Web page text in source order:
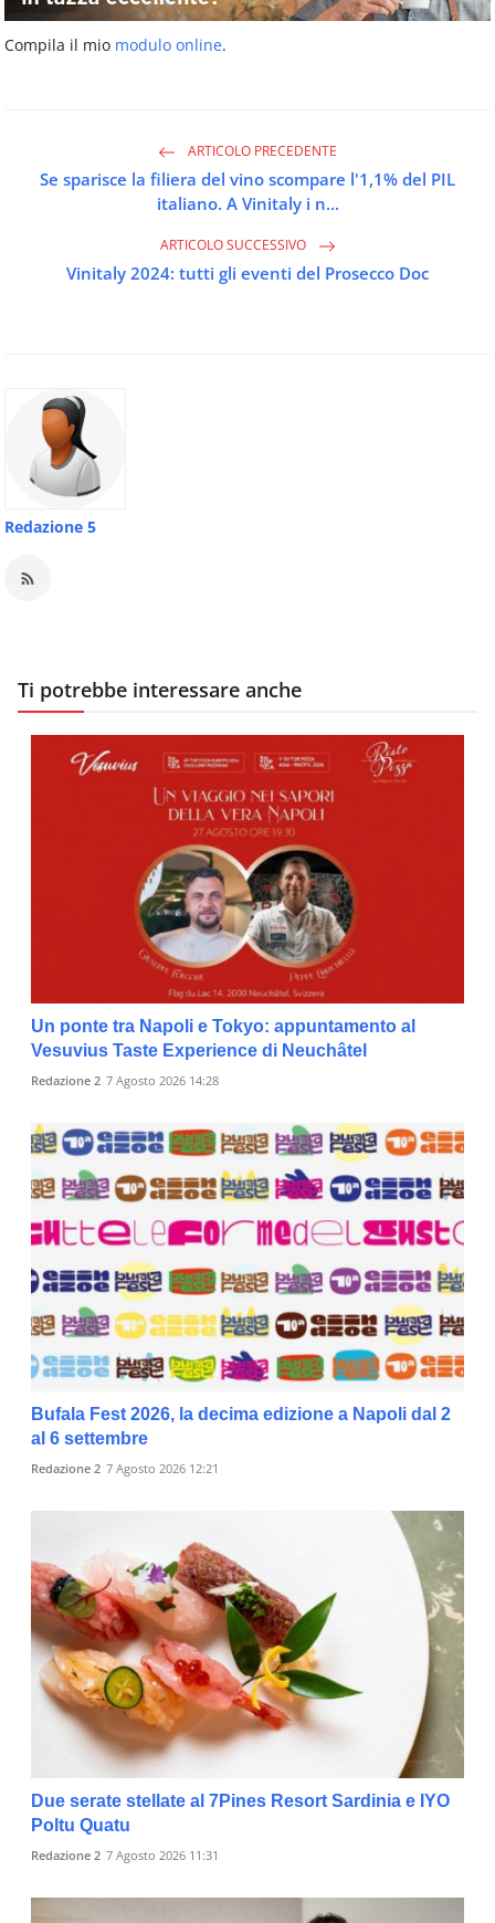
Compila il mio modulo online.
ARTICOLO PRECEDENTE
Se sparisce la filiera del vino scompare l'1,1% del PIL
italiano. A Vinitaly i n...
ARTICOLO SUCCESSIVO
Vinitaly 2024: tutti gli eventi del Prosecco Doc
Redazione 5
Ti potrebbe interessare anche
Un ponte tra Napoli e Tokyo: appuntamento al
Vesuvius Taste Experience di Neuchâtel
Redazione 2 7 Agosto 2026 14:28
Bufala Fest 2026, la decima edizione a Napoli dal 2
al 6 settembre
Redazione 2 7 Agosto 2026 12:21
Due serate stellate al 7Pines Resort Sardinia e IYO
Poltu Quatu
Redazione 2 7 Agosto 2026 11:31